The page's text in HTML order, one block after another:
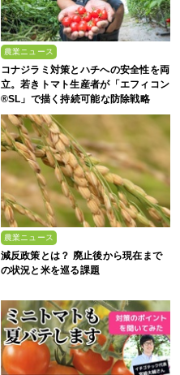
農業ニュース
コナジラミ対策とハチへの安全性を両
立。若きトマト生産者が「エフィコン
®SL」で描く持続可能な防除戦略
農業ニュース
減反政策とは？ 廃止後から現在まで
の状況と米を巡る課題